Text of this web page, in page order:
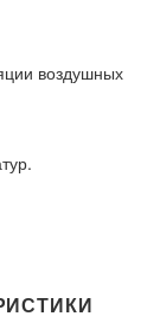
воздушных